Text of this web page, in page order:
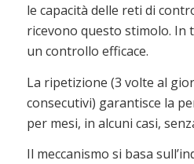
le capacità delle reti di
ricevono questo stimolo. In
un controllo efficace.
La ripetizione (3 volte al
consecutivi) garantisce la
per mesi, in alcuni casi,
Il meccanismo si basa